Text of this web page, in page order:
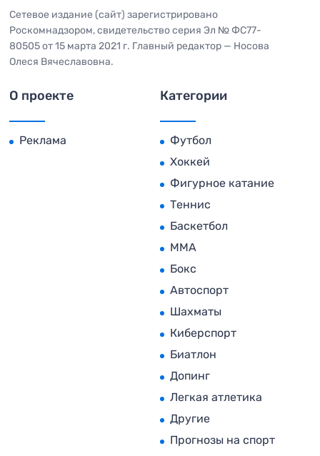
Сетевое издание (сайт) зарегистрировано
Роскомнадзором, свидетельство серия Эл № ФС77-
80505 от 15 марта 2021 г. Главный редактор — Носова
Олеся Вячеславовна.
О проекте
Реклама
Категории
Футбол
Хоккей
Фигурное катание
Теннис
Баскетбол
MMA
Бокс
Автоспорт
Шахматы
Киберспорт
Биатлон
Допинг
Легкая атлетика
Другие
Прогнозы на спорт